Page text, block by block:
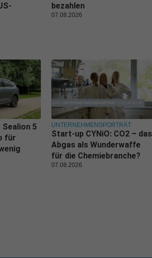
bezahlen
07.08.2026
Sealion 5
für
UNTERNEHMENSPORTRÄT
Start-up CYNiO: CO2 – das
Abgas als Wunderwaffe
für die Chemiebranche?
07.08.2026